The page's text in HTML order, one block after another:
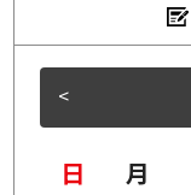
<
日 月